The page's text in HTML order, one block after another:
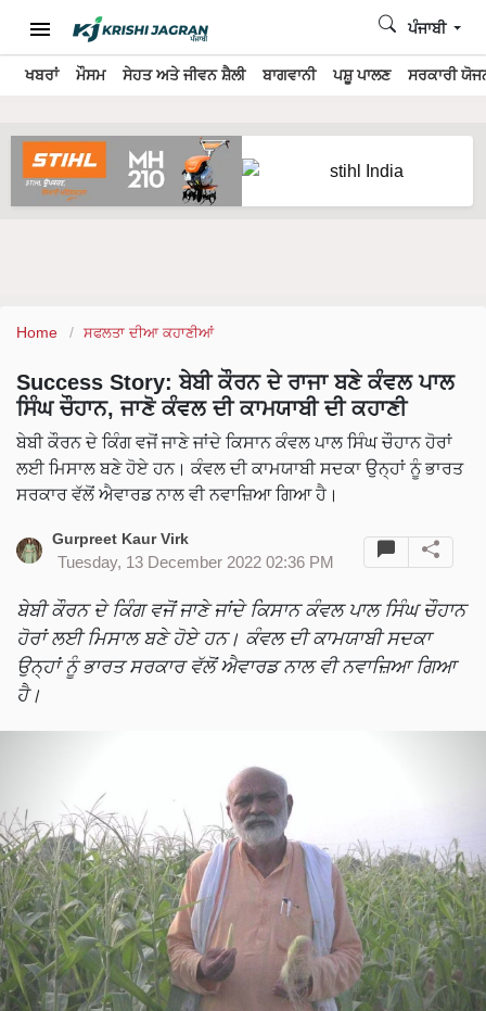
ਖਬਰਾਂ ਮੌਸਮ ਸੇਹਤ ਅਤੇ ਜੀਵਨ ਸ਼ੈਲੀ ਬਾਗਵਾਨੀ ਪਸ਼ੂ ਪਾਲਣ ਸਰਕਾਰੀ
ਪੰਜਾਬੀ
Home ਸਫਲਤਾ ਦੀਆ ਕਹਾਣੀਆਂ
Success Story: ਬੇਬੀ ਕੌਰਨ ਦੇ ਰਾਜਾ ਬਣੇ ਕੰਵਲ ਪਾਲ
ਸਿੰਘ ਚੌਹਾਨ, ਜਾਣੋ ਕੰਵਲ ਦੀ ਕਾਮਯਾਬੀ ਦੀ ਕਹਾਣੀ
ਬੇਬੀ ਕੌਰਨ ਦੇ ਕਿੰਗ ਵਜੋਂ ਜਾਣੇ ਜਾਂਦੇ ਕਿਸਾਨ ਕੰਵਲ ਪਾਲ ਸਿੰਘ ਚੌਹਾਨ ਹੋਰਾਂ
ਲਈ ਮਿਸਾਲ ਬਣੇ ਹੋਏ ਹਨ। ਕੰਵਲ ਦੀ ਕਾਮਯਾਬੀ ਸਦਕਾ ਉਨ੍ਹਾਂ ਨੂੰ ਭਾਰਤ
ਸਰਕਾਰ ਵੱਲੋਂ ਐਵਾਰਡ ਨਾਲ ਵੀ ਨਵਾਜ਼ਿਆ ਗਿਆ ਹੈ।
Gurpreet Kaur Virk
Tuesday, 13 December 2022 02:36 PM
ਬੇਬੀ ਕੌਰਨ ਦੇ ਕਿੰਗ ਵਜੋਂ ਜਾਣੇ ਜਾਂਦੇ ਕਿਸਾਨ ਕੰਵਲ ਪਾਲ ਸਿੰਘ ਚੌਹਾਨ
ਹੋਰਾਂ ਲਈ ਮਿਸਾਲ ਬਣੇ ਹੋਏ ਹਨ। ਕੰਵਲ ਦੀ ਕਾਮਯਾਬੀ ਸਦਕਾ
ਉਨ੍ਹਾਂ ਨੂੰ ਭਾਰਤ ਸਰਕਾਰ ਵੱਲੋਂ ਐਵਾਰਡ ਨਾਲ ਵੀ ਨਵਾਜ਼ਿਆ ਗਿਆ
ਹੈ।